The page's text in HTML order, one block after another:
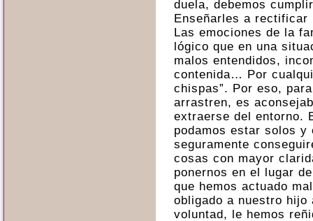
duela, debemos
Enseñarles a rectificar
Las emociones de la
lógico que en una
malos entendidos,
contenida… Por
chispas”. Por eso,
arrastren, es
extraerse del entorno.
podamos estar solos
seguramente
cosas con mayor
ponernos en el lugar
que hemos actuado
obligado a nuestro
voluntad, le hemos